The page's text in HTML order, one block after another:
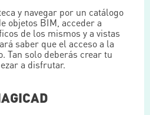
y navegar por un catálogo
objetos BIM, acceder a
de los mismos y a vistas
saber que el acceso a la
Tan solo deberás crear tu
a disfrutar.